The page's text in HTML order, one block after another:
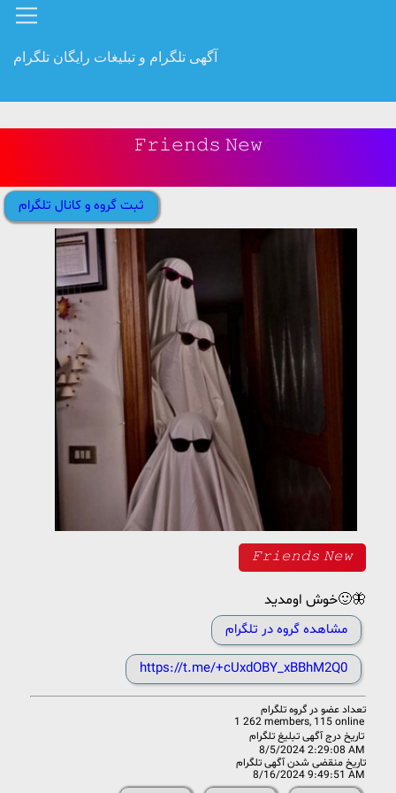
آگهی تلگرام و تبلیغات رایگان تلگرام
𝙵𝚛𝚒𝚎𝚗𝚍𝚜 𝙽𝚎𝚠
ثبت گروه و کانال تلگرام
𝙵𝚛𝚒𝚎𝚗𝚍𝚜 𝙽𝚎𝚠
خوش اومدید🙂🦋
مشاهده گروه در تلگرام
https://t.me/+cUxdOBY_xBBhM2Q0
تعداد عضو در گروه تلگرام
1 262 members, 115 online
تاریخ درج آگهی تبلیغ تلگرام
8/5/2024 2:29:08 AM
تاریخ منقضی شدن آگهی تلگرام
8/16/2024 9:49:51 AM